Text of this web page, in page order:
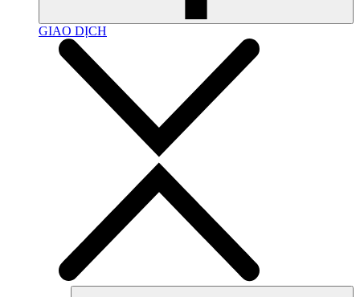
GIAO DỊCH